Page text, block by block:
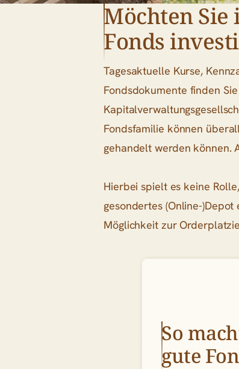
Möchten Sie
Fonds
Tagesaktuelle Kurse,
Fondsdokumente finden
Fondsfamilie können
gehandelt werden können.
Hierbei spielt es keine
gesondertes (Online-
Möglichkeit zur
So
gute